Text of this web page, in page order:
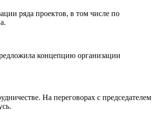
ряда проектов, в том числе по
концепцию организации
На переговорах с председателем